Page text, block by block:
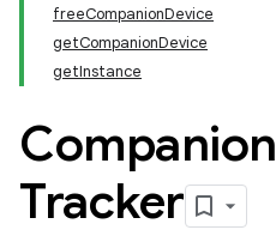
freeCompanionDevice
getCompanionDevice
getInstance
Companion
Tracker